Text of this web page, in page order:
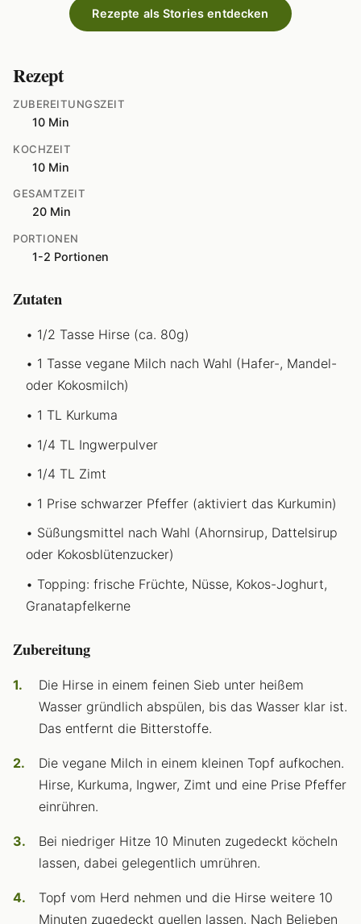
Rezepte als Stories entdecken
Rezept
ZUBEREITUNGSZEIT
10 Min
KOCHZEIT
10 Min
GESAMTZEIT
20 Min
PORTIONEN
1-2 Portionen
Zutaten
1/2 Tasse Hirse (ca. 80g)
1 Tasse vegane Milch nach Wahl (Hafer-, Mandel-
oder Kokosmilch)
1 TL Kurkuma
1/4 TL Ingwerpulver
1/4 TL Zimt
1 Prise schwarzer Pfeffer (aktiviert das Kurkumin)
Süßungsmittel nach Wahl (Ahornsirup, Dattelsirup
oder Kokosblütenzucker)
Topping: frische Früchte, Nüsse, Kokos-Joghurt,
Granatapfelkerne
Zubereitung
Die Hirse in einem feinen Sieb unter heißem
Wasser gründlich abspülen, bis das Wasser klar ist.
Das entfernt die Bitterstoffe.
Die vegane Milch in einem kleinen Topf aufkochen.
Hirse, Kurkuma, Ingwer, Zimt und eine Prise Pfeffer
einrühren.
Bei niedriger Hitze 10 Minuten zugedeckt köcheln
lassen, dabei gelegentlich umrühren.
Topf vom Herd nehmen und die Hirse weitere 10
Minuten zugedeckt quellen lassen. Nach Belieben